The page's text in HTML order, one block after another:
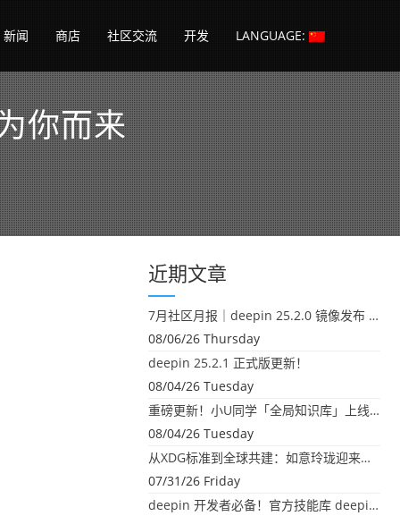
新闻 商店 社区交流 开发 LANGUAGE:
你而来
近期文章
7月社区月报｜deepin 25.2.0 镜像发布 & 小U同学定时任务上线
08/06/26 Thursday
deepin 25.2.1 正式版更新！
08/04/26 Tuesday
重磅更新！小U同学「全局知识库」上线：你的本地文件，终于"活"起来了
08/04/26 Tuesday
从XDG标准到全球共建：如意玲珑迎来首个海外开源贡献
07/31/26 Friday
deepin 开发者必备！官方技能库 deepin-skills 正式开源